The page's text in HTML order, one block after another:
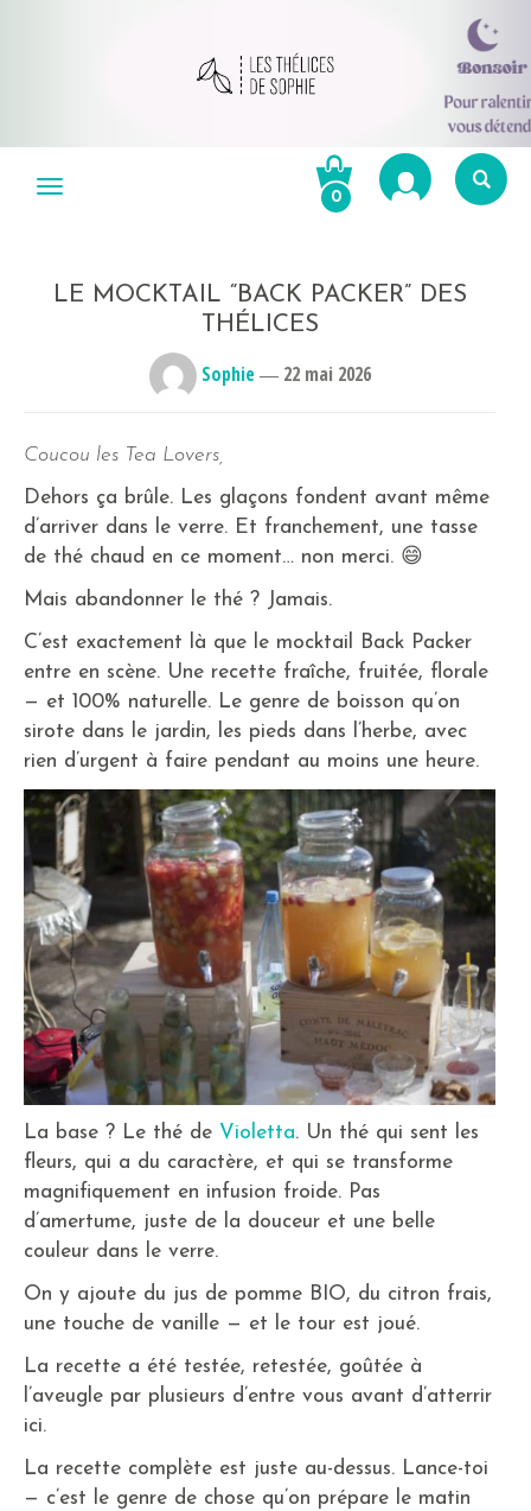
Menu 0
LE MOCKTAIL “BACK PACKER” DES
THÉLICES
Sophie― 22 mai 2026
Coucou les Tea Lovers,
Dehors ça brûle. Les glaçons fondent avant même
d’arriver dans le verre. Et franchement, une tasse
de thé chaud en ce moment… non merci. 😄
Mais abandonner le thé ? Jamais.
C’est exactement là que le mocktail Back Packer
entre en scène. Une recette fraîche, fruitée, florale
— et 100% naturelle. Le genre de boisson qu’on
sirote dans le jardin, les pieds dans l’herbe, avec
rien d’urgent à faire pendant au moins une heure.
La base ? Le thé de Violetta. Un thé qui sent les
fleurs, qui a du caractère, et qui se transforme
magnifiquement en infusion froide. Pas
d’amertume, juste de la douceur et une belle
couleur dans le verre.
On y ajoute du jus de pomme BIO, du citron frais,
une touche de vanille — et le tour est joué.
La recette a été testée, retestée, goûtée à
l’aveugle par plusieurs d’entre vous avant d’atterrir
ici.
La recette complète est juste au-dessus. Lance-toi
— c’est le genre de chose qu’on prépare le matin